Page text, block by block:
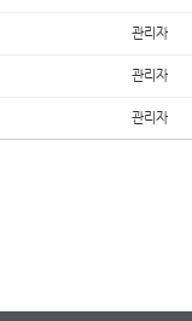
관리자
관리자
관리자